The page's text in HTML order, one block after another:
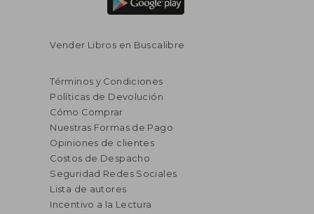
Vender Libros en Buscalibre
Términos y Condiciones
Políticas de Devolución
Cómo Comprar
Nuestras Formas de Pago
Opiniones de clientes
Costos de Despacho
Seguridad Redes Sociales
Lista de autores
Incentivo a la Lectura